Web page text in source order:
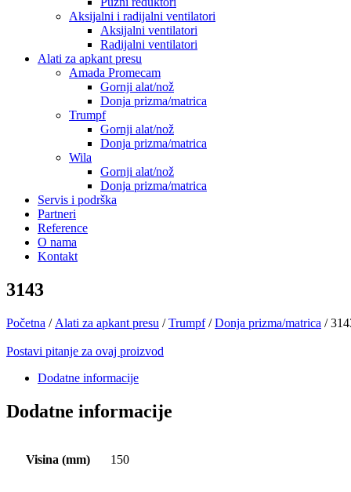
Aksijalni i radijalni ventilatori
Aksijalni ventilatori
Radijalni ventilatori
Alati za apkant presu
Amada Promecam
Gornji alat/nož
Donja prizma/matrica
Trumpf
Gornji alat/nož
Donja prizma/matrica
Wila
Gornji alat/nož
Donja prizma/matrica
Servis i podrška
Partneri
Reference
O nama
Kontakt
3143
Početna / Alati za apkant presu /Trumpf/Donja prizma/matrica /
Postavi pitanje za ovaj proizvod
Dodatne informacije
Dodatne informacije
Visina (mm) 150